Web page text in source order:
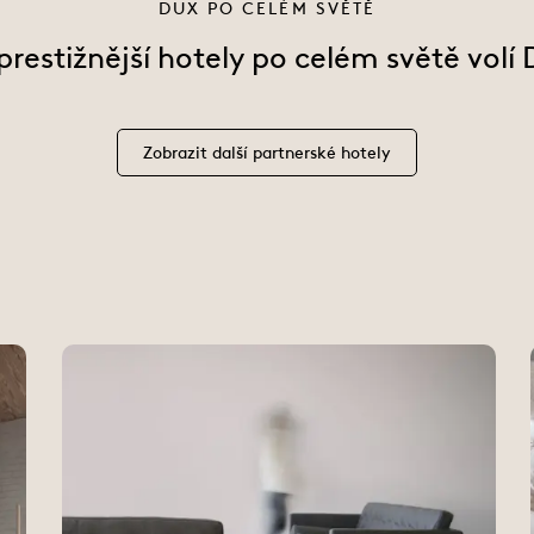
DUX PO CELÉM SVĚTĚ
hotely po celém světě volí
Zobrazit další partnerské hotely